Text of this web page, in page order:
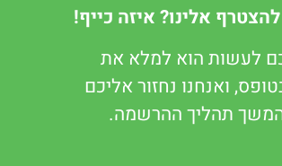
אלינו? איזה כייף!
לעשות הוא למלא את
ואנחנו נחזור אליכם
תהליך ההרשמה.